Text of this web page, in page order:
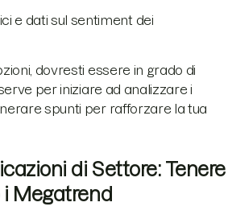
e dati sul sentiment dei
dovresti essere in grado di
per iniziare ad analizzare i
spunti per rafforzare la tua
di Settore: Tenere
Megatrend